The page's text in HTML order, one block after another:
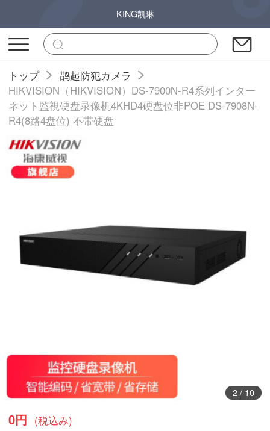
KING凯琳
トップ
鹊起防犯カメラ
HIKVISION（HIKVISION）DS-7900N-R4系列インター
ネット監視硬盘录像机4KHD4硬盘位非POE DS-7908N-
R4(8路4盘位) 不带硬盘
3/ 10
0円 (税込み)